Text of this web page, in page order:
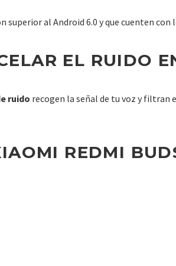
al Android 6.0 y que cuenten con
EL RUIDO
ruido recogen la señal de tu voz y
REDMI